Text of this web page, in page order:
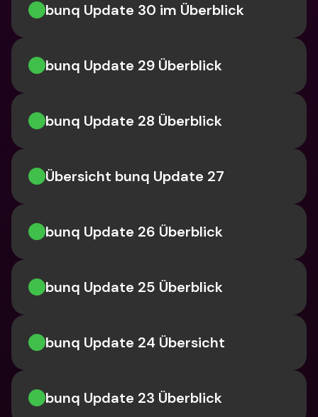
bunq Update 30 im Überblick
bunq Update 29 Überblick
bunq Update 28 Überblick
Übersicht bunq Update 27
bunq Update 26 Überblick
bunq Update 25 Überblick
bunq Update 24 Übersicht
bunq Update 23 Überblick